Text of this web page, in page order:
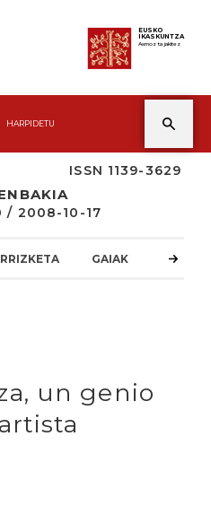
EUSKO
IKASKUNTZA
Asmoz ta jakitez
HARPIDETU
ISSN 1139-3629
/ 2008-10-17
GAIAK
un genio